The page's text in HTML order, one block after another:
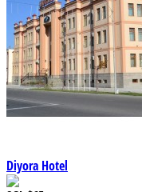
Diyora Hotel